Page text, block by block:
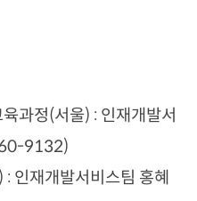
과정(서울) : 인재개발서
9132)
인재개발서비스팀 홍혜